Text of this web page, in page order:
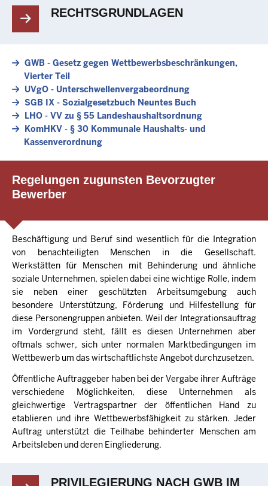
RECHTSGRUNDLAGEN
GWB - Gesetz gegen Wettbewerbsbeschränkungen,
Vierter Teil
UVgO - Unterschwellenvergabeordnung
SGB IX - Sozialgesetzbuch Neuntes Buch
LHO - VV zu § 55 Landeshaushaltsordnung
KomHKV - § 30 Kommunale Haushalts- und
Kassenverordnung
Regelungen zugunsten Bevorzugter
Bewerber
Beschäftigung und Beruf sind wesentlich für die Integration
von benachteiligten Menschen in die Gesellschaft.
Werkstätten für Menschen mit Behinderung und ähnliche
soziale Unternehmen, spielen dabei eine wichtige Rolle, indem
sie neben einer geschützten Arbeitsumgebung auch
besondere Unterstützung, Förderung und Hilfestellung für
diese Personengruppen anbieten. Weil der Integrationsauftrag
im Vordergrund steht, fällt es diesen Unternehmen aber
oftmals schwer, sich unter normalen Marktbedingungen im
Wettbewerb um das wirtschaftlichste Angebot durchzusetzen.
Öffentliche Auftraggeber haben bei der Vergabe ihrer Aufträge
verschiedene Möglichkeiten, diese Unternehmen als
gleichwertige Vertragspartner der öffentlichen Hand zu
etablieren und ihre Wettbewerbsfähigkeit zu stärken. Jeder
Auftrag unterstützt die Teilhabe behinderter Menschen am
Arbeitsleben und deren Eingliederung.
PRIVILEGIERUNG NACH GWB IM